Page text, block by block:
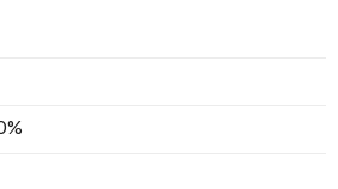
chất lượng, thiết kế tinh tế và sự
điểm nhấn đáng giá trong bộ sưu
bạn.
Quý khách đặt hàng qua